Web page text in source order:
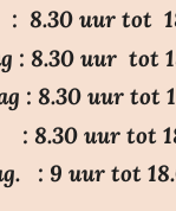
: 8.30 uur tot
: 8.30 uur tot
: 8.30 uur tot
uur tot
: 9 uur tot